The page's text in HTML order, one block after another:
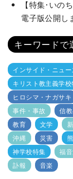
【特集･いの
電子版公開し
キーワードで
インサイド・ニュー
キリスト教主義学校
ヒロシマ・ナガサキ
事件・事故
信
教育
文学
沖縄
災害
神学校特集
福
訃報
音楽